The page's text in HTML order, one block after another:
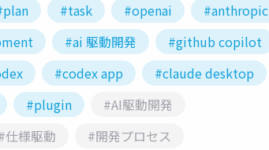
#task #openai
#anthropic
#ai 駆動開発
#github copilot
#codex app
#claude desktop
#plugin
#AI駆動開発
仕様駆動 #開発プロセス